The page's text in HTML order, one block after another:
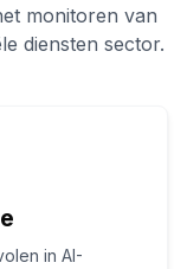
monitoren van
diensten sector.
in AI-